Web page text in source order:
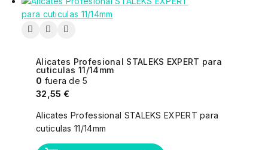
Alicates Profesional STALEKS EXPERT para
cuticulas 11/14mm
0 fuera de 5
32,55 €
Alicates Professional STALEKS EXPERT para
cuticulas 11/14mm